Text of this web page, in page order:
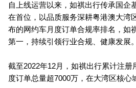
自上线运营以来，如祺出行传承国企
在首位，以品质服务深耕粤港澳大湾
布的网约车月度订单合规率排名，如
第一，持续引领行业合规、健康发展。
截至2022年12月，如祺出行累计注册
度订单总量超7000万，在大湾区核心